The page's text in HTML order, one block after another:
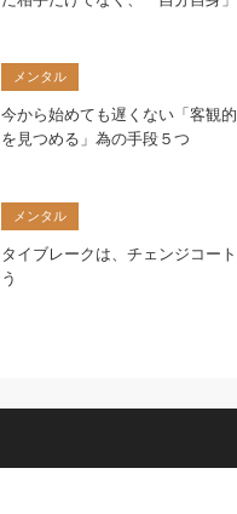
メンタル
今から始めても遅くない「客観
を見つめる」為の手段５つ
メンタル
タイブレークは、チェンジコー
う